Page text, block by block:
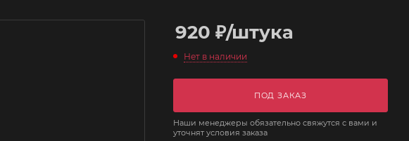
920 ₽/штука
Нет в наличии
ПОД ЗАКАЗ
Наши менеджеры обязательно свяжутся с вами и
уточнят условия заказа